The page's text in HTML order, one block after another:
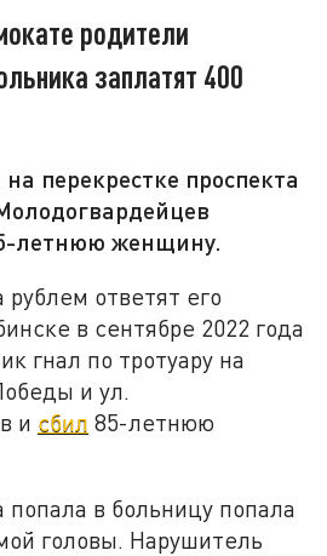
родители
заплатят 400
перекрестке проспекта
летнюю женщину.
ответят его
в сентябре 2022 года
гнал по тротуару на
и ул.
и сбил 85-летнюю
в больницу попала
головы. Нарушитель